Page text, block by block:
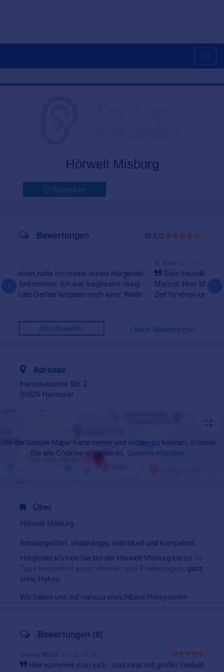
Hörwelt Misburg
Nachricht
Ø 5,0
Bewertungen
Sehr freundlich und kompetentes Team von Herrn
Marzoli. Herr Marzoli hat sich immer persönlich sehr viel
Zeit für einen genommen. Ich bin sehr zufrieden mit me...
Jetzt bewerten Mehr Bewertungen
Adresse
Hannoversche Str. 2
30629 Hannover
Um die Google Maps-Karte sehen und nutzen zu können, müssen
Sie alle Cookies akzeptieren. Cookies erlauben
Über
Hörwelt Misburg
Inhabergeführt, unabhängig, individuell und kompetent.
Hörgeräte können Sie bei der Hörwelt Misburg bis zu 50
Tage kostenfrei ausprobieren und Probetragen, ganz
ohne Haken.
Wir haben uns auf nahezu unsichtbare Hörsysteme
Bewertungen (8)
Hier kümmert man sich - und zwar mit großer Geduld